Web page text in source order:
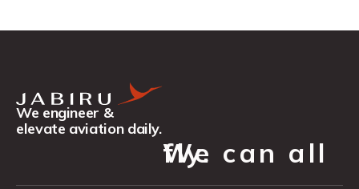
We engineer &
elevate aviation daily.
We can all fly.